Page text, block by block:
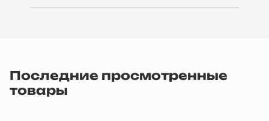
Последние просмотренные
товары